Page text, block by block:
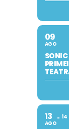
09
AGO
13
AGO
14